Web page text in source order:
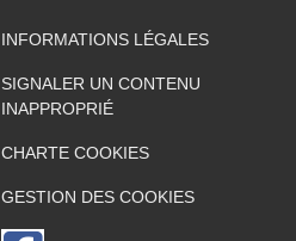
INFORMATIONS LÉGALES
SIGNALER UN CONTENU
INAPPROPRIÉ
CHARTE COOKIES
GESTION DES COOKIES